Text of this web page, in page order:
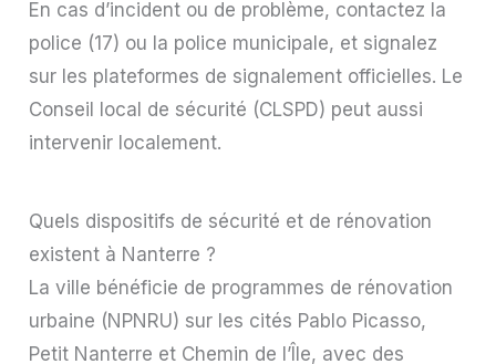
En cas d’incident ou de problème, contactez la
police (17) ou la police municipale, et signalez
sur les plateformes de signalement officielles. Le
Conseil local de sécurité (CLSPD) peut aussi
intervenir localement.
Quels dispositifs de sécurité et de rénovation
existent à Nanterre ?
La ville bénéficie de programmes de rénovation
urbaine (NPNRU) sur les cités Pablo Picasso,
Petit Nanterre et Chemin de l’Île, avec des